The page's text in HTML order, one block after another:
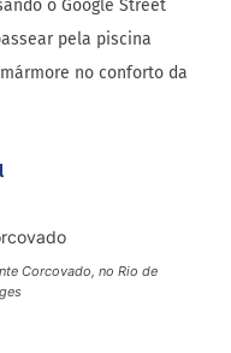
o Google Street
pela piscina
no conforto da
Corcovado, no Rio de